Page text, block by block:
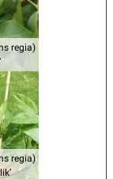
regia)
regia)